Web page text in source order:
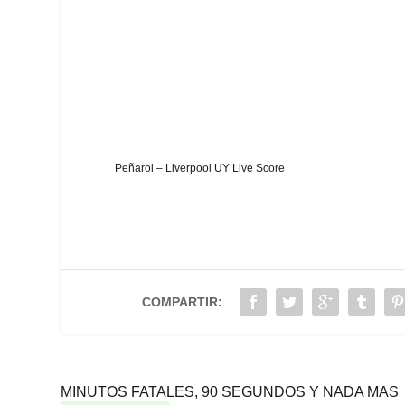
Peñarol – Liverpool UY Live Score
COMPARTIR:
MINUTOS FATALES, 90 SEGUNDOS Y NADA MAS